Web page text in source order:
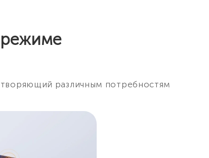
режиме
различным потребностям